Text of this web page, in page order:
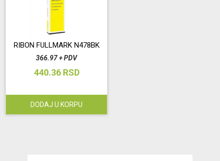
RIBON FULLMARK N478BK
366.97 + PDV
440.36 RSD
DODAJ U KORPU